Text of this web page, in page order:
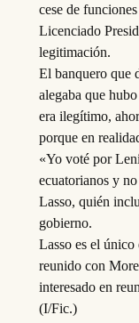
cese de
Licenciado
legitimación.
El banquero que
alegaba que
era ilegítimo,
porque en
«Yo voté por
ecuatorianos y
Lasso, quién
gobierno.
Lasso es el único
reunido con
interesado en
(I/Fic.)